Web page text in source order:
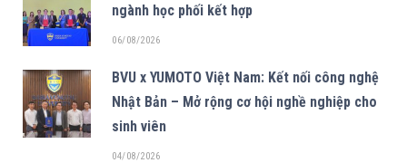
ngành học phối kết hợp
06/08/2026
BVU x YUMOTO Việt Nam: Kết nối công nghệ
Nhật Bản – Mở rộng cơ hội nghề nghiệp cho
sinh viên
04/08/2026